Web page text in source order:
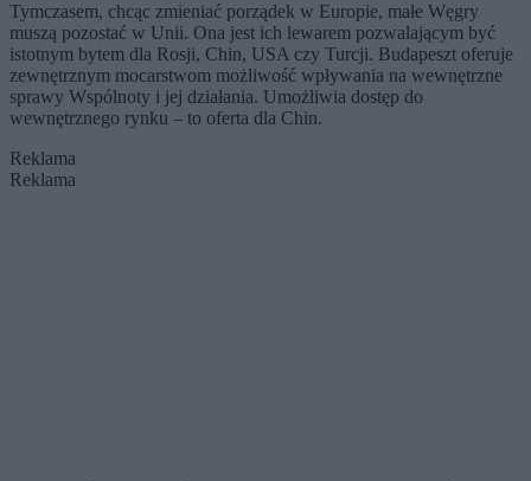
Tymczasem, chcąc zmieniać porządek w Europie, małe Węgry
muszą pozostać w Unii. Ona jest ich lewarem pozwalającym być
istotnym bytem dla Rosji, Chin, USA czy Turcji. Budapeszt oferuje
zewnętrznym mocarstwom możliwość wpływania na wewnętrzne
sprawy Wspólnoty i jej działania. Umożliwia dostęp do
wewnętrznego rynku – to oferta dla Chin.
Reklama
Reklama